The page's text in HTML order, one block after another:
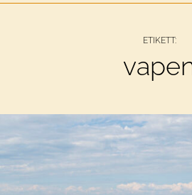
ETIKETT: